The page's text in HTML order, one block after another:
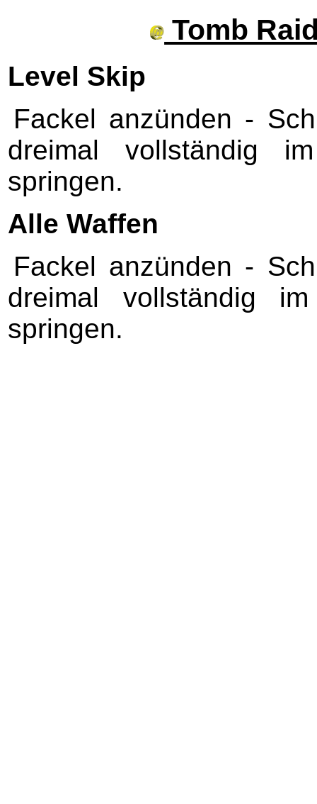
Tomb
Level Skip
Fackel anzünden -
dreimal vollständig
springen.
Alle Waffen
Fackel anzünden -
dreimal vollständig
springen.